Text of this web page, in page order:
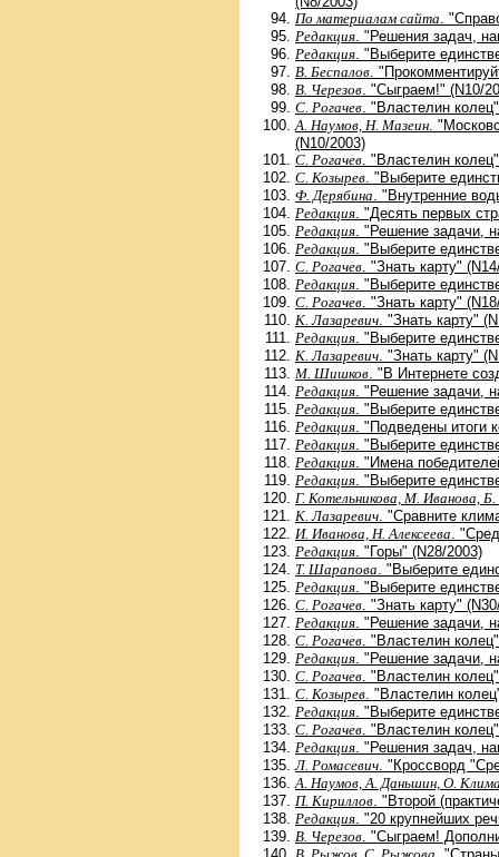
По материалам сайта .
Редакция . "Решения задач,
Редакция . "Выберите
В. Беспалов .
В. Черезов . "Сыграем!" (N10/
С. Рогачев . "Властелин
А. Наумов, Н. Мазеин .
(N10/2003)
С. Рогачев . "Властелин
С. Козырев . "Выберите
Ф. Дерябина . "Внутренние
Редакция . "Десять первых
Редакция . "Решение задачи,
Редакция . "Выберите
С. Рогачев . "Знать карту"
Редакция . "Выберите
С. Рогачев . "Знать карту"
К. Лазаревич . "Знать карту"
Редакция . "Выберите
К. Лазаревич . "Знать карту"
М. Шишков . "В Интернете
Редакция . "Решение задачи,
Редакция . "Выберите
Редакция . "Подведены итоги
Редакция . "Выберите
Редакция . "Имена
Редакция . "Выберите
Г. Котельникова, М. Иванова,
К. Лазаревич . "Сравните
И. Иванова, Н. Алексеева .
Редакция . "Горы" (N28/2003)
T. Шарапова . "Выберите
Редакция . "Выберите
С. Рогачев . "Знать карту"
Редакция . "Решение задачи,
С. Рогачев . "Властелин
Редакция . "Решение задачи,
С. Рогачев . "Властелин
С. Козырев . "Властелин
Редакция . "Выберите
С. Рогачев . "Властелин
Редакция . "Решения задач,
Л. Ромасевич . "Кроссворд
А. Наумов, А. Даньшин, О.
П. Кириллов . "Второй
Редакция . "20 крупнейших
В. Черезов . "Сыграем!